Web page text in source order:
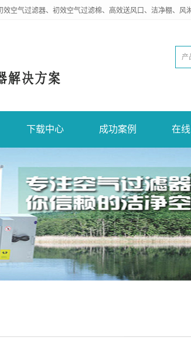
空气过滤器、初效空气过滤棉、高效送风口、洁净棚、风
下载中心 成功案例 在